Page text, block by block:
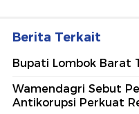
Berita Terkait
Bupati Lombok Barat
Wamendagri Sebut
Antikorupsi Perkuat